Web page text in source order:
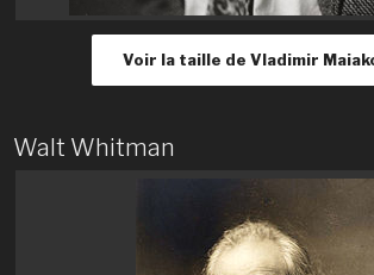
Voir la taille de Vladimir
Walt Whitman